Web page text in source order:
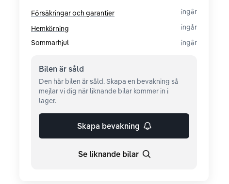
Försäkringar och garantier
ingår
Hemkörning
ingår
Sommarhjul
ingår
Bilen är såld
Den här bilen är såld. Skapa en bevakning så
mejlar vi dig när liknande bilar kommer in i
lager.
Skapa bevakning
Se liknande bilar